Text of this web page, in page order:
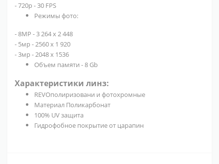
- 720p - 30 FPS
Режимы фото:
- 8МР - 3 264 х 2 448
- 5мр - 2560 х 1 920
- 3мр - 2048 х 1536
Объем памяти - 8 Gb
Характеристики линз:
REVOполиризовани и фотохромные
Материал Поликарбонат
100% UV защита
Гидрофобное покрытие от царапин